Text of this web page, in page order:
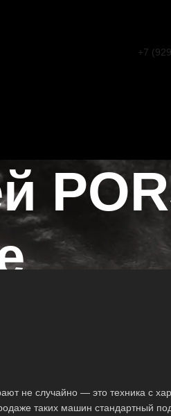
+7
не случайно — это техника с
таких машин стандартный